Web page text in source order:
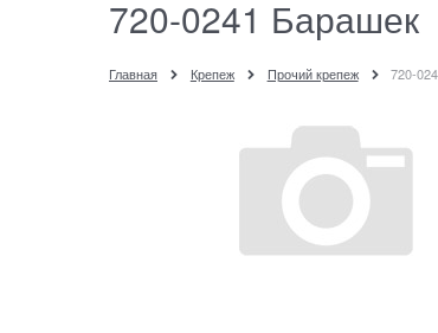
720-0241 Барашек
Главная Крепеж Прочий крепеж 720-